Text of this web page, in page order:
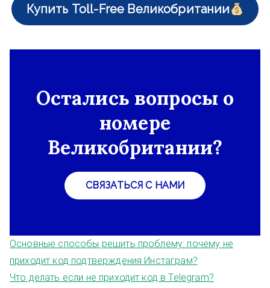
Купить Toll-Free Великобритании
Остались вопросы о
номере
Великобритании?
СВЯЗАТЬСЯ С НАМИ
Основные способы решить проблему: почему не
приходит код подтверждения Инстаграм?
Что делать если не приходит код в Telegram?